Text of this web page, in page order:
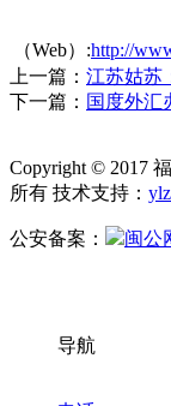
（Web）:http://
上一篇： 江苏姑苏
下一篇： 国度外汇
Copyright © 2017
所有 技术支持：
公安备案： 闽公
导航